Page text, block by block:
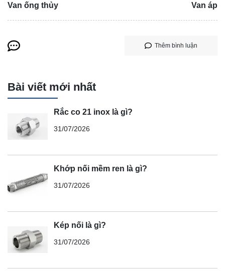
Van ống thủy Van áp
Thêm bình luận
Bài viết mới nhất
Rắc co 21 inox là gì?
31/07/2026
Khớp nối mềm ren là gì?
31/07/2026
Kép nối là gì?
31/07/2026